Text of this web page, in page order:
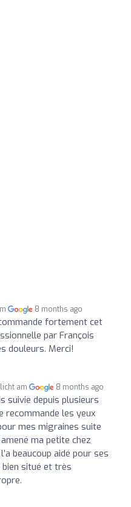
8 months ago
fortement cet
par François
douleurs. Merci!
am 8 months ago
suivie depuis plusieurs
recommande les yeux
mes migraines suite
ma petite chez
beaucoup aidé pour ses
situé et très